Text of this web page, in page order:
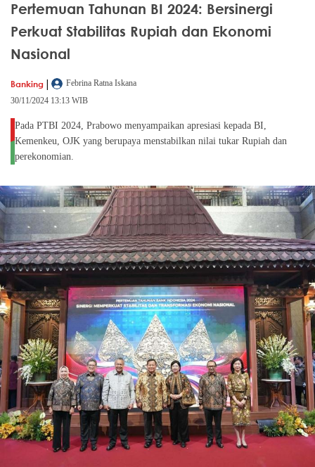
Pertemuan Tahunan BI 2024: Bersinergi
Perkuat Stabilitas Rupiah dan Ekonomi
Nasional
Banking |
Febrina Ratna Iskana
30/11/2024 13:13 WIB
Pada PTBI 2024, Prabowo menyampaikan apresiasi kepada BI,
Kemenkeu, OJK yang berupaya menstabilkan nilai tukar Rupiah dan
perekonomian.